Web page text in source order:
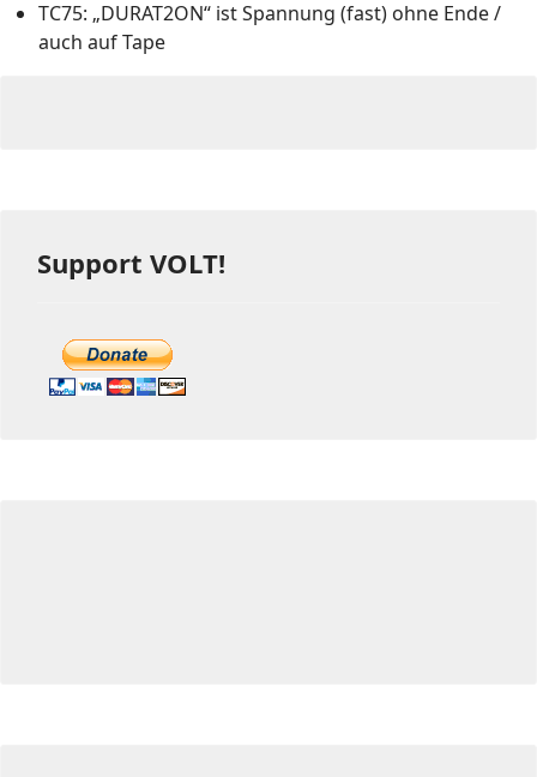
TC75: „DURAT2ON“ ist Spannung (fast) ohne Ende /
auch auf Tape
Support VOLT!